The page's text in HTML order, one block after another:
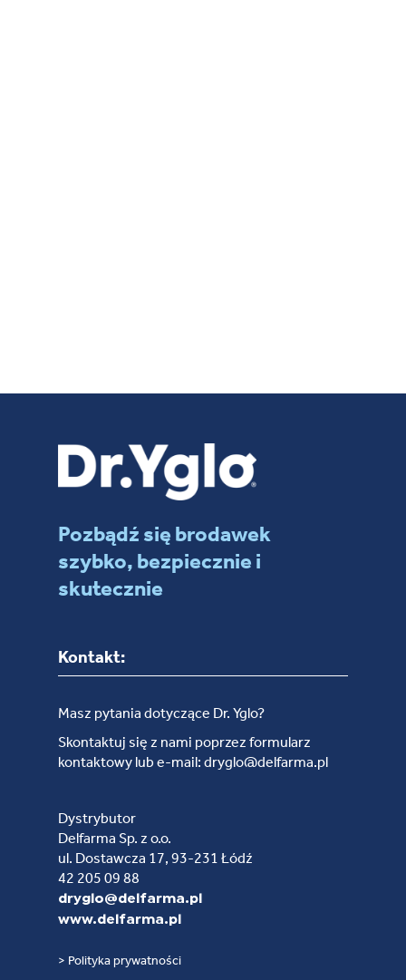
Pozbądź się brodawek
szybko, bezpiecznie i
skutecznie
Kontakt:
Masz pytania dotyczące Dr. Yglo?
Skontaktuj się z nami poprzez formularz
kontaktowy lub e-mail: dryglo@delfarma.pl
Dystrybutor
Delfarma Sp. z o.o.
ul. Dostawcza 17, 93-231 Łódź
42 205 09 88
dryglo@delfarma.pl
www.delfarma.pl
> Polityka prywatności